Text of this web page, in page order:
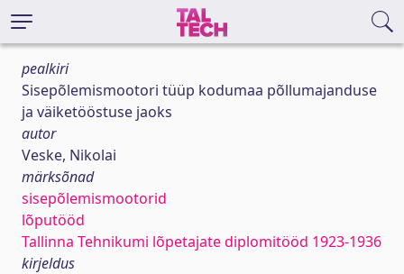
pealkiri
Sisepõlemismootori tüüp kodumaa põllumajanduse
ja väiketööstuse jaoks
autor
Veske, Nikolai
märksõnad
sisepõlemismootorid
lõputööd
Tallinna Tehnikumi lõpetajate diplomitööd 1923-1936
kirjeldus